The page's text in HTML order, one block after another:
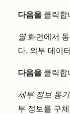
다음을 클릭합
열화면에서
다. 외부 데이
다음을 클릭합
세부 정보 동
부 정보를 구